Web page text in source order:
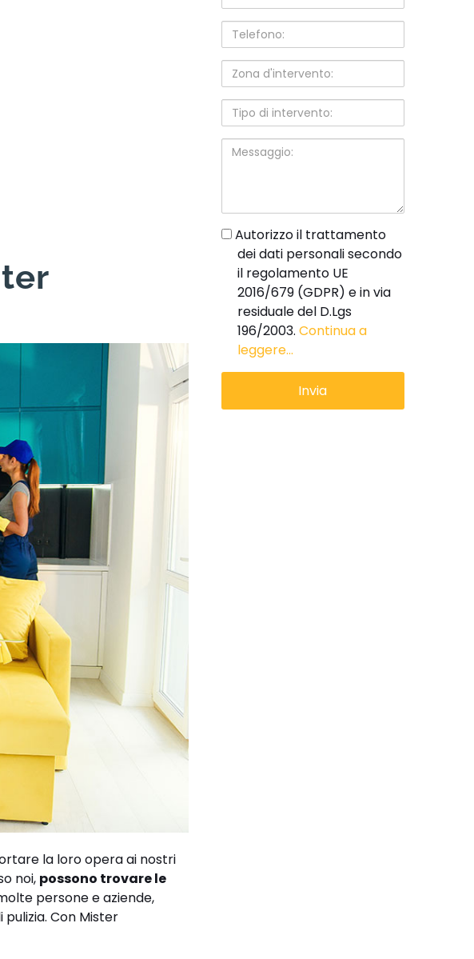
la loro opera ai nostri
noi, possono trovare le
persone e aziende,
Con Mister
Telefono:
Zona
d'intervento:
Tipo
di
intervento:
Messaggio:
gdpr
Autorizzo il trattamento
dei dati personali secondo
il regolamento UE
2016/679 (GDPR) e in via
residuale del D.Lgs
196/2003. Continua a
leggere...